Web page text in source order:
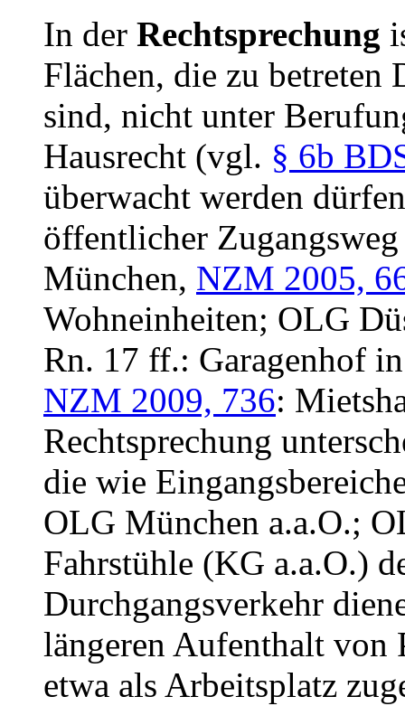
In der Rechtsprechung
Flächen, die zu
sind, nicht unter
Hausrecht (vgl. § 6b
überwacht werden
öffentlicher
München, NZM 2005,
Wohneinheiten; OLG
Rn. 17 ff.: Garagenhof
NZM 2009, 736:
Rechtsprechung
die wie
OLG München a.a.O.;
Fahrstühle (KG a.a.O.)
Durchgangsverkehr
längeren Aufenthalt von
etwa als Arbeitsplatz